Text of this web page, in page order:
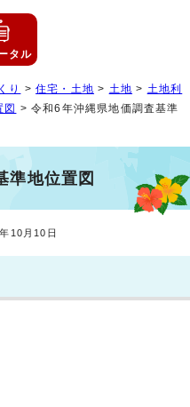
タル
り >住宅・土地 > 土地 > 土地利
> 令和6年沖縄県地価調査基準
準地位置図
10月10日